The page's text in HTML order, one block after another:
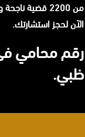
من 2200 قضية
الآن لحجز استشارتك.
رقم محامي
ظبي.